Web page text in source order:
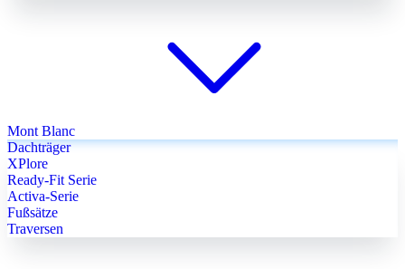
Mont Blanc
Dachträger
XPlore
Ready-Fit Serie
Activa-Serie
Fußsätze
Traversen